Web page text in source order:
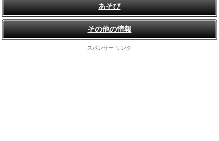
あそび
その他の情報
スポンサー リンク